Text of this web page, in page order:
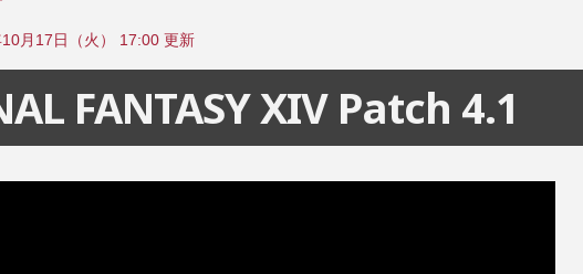
月17日（火） 17:00 更新
FANTASY XIV Patch 4.1